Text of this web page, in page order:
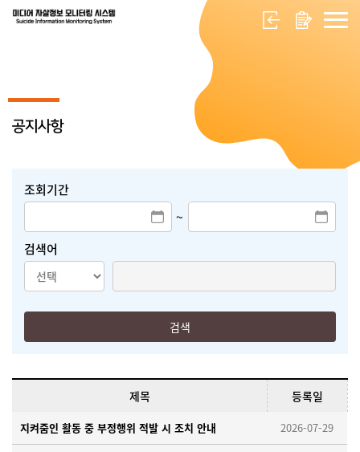
공지사항
조회기간
~
검색어
검색
제목 등록일
지켜줌인 활동 중 부정행위 적발 시 조치 안내 2026-07-29